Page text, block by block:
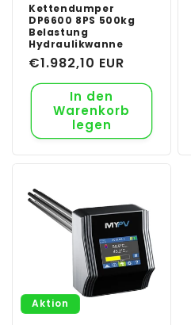
Kettendumper
DP6600 8PS 500kg
Belastung
Hydraulikwanne
Normaler
Preis
€1.982,10 EUR
In den
Warenkorb
legen
Aktion